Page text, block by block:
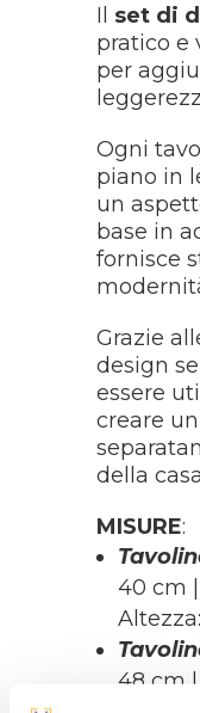
Il set di
pratico e
per
Ogni
piano in
un
base in
fornisce
Grazie
design
essere
creare
della
MISURE:
40 cm
48 cm